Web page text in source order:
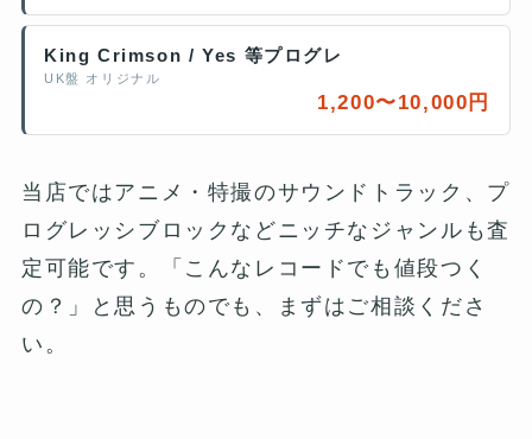
King Crimson / Yes 等プログレ
UK盤 オリジナル
1,200〜10,000円
当店ではアニメ・特撮のサウンドトラック、プ
ログレッシブロックなどニッチなジャンルも査
定可能です。「こんなレコードでも値段つく
の？」と思うものでも、まずはご相談くださ
い。